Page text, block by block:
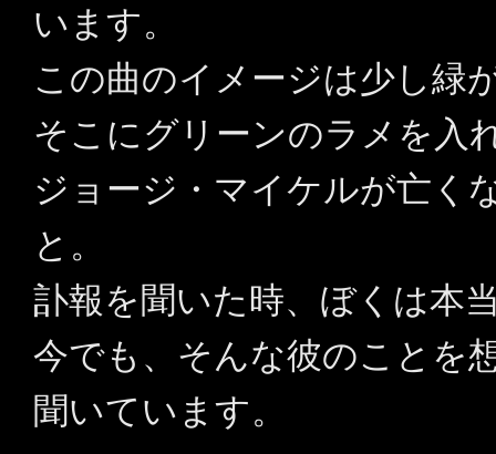
います。
この曲のイメージは少し緑
そこにグリーンのラメを入
ジョージ・マイケルが亡く
と。
訃報を聞いた時、ぼくは本
今でも、そんな彼のことを
聞いています。